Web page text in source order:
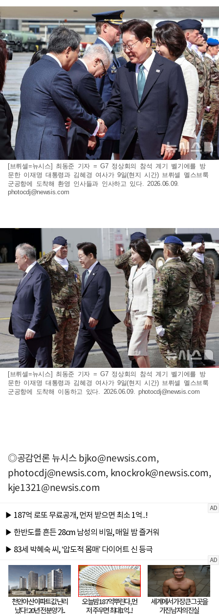
[브뤼셀=뉴시스] 최동준 기자 = G7 정상회의 참석 계기 벨기에를 방
문한 이재명 대통령과 김혜경 여사가 9일(현지 시간) 브뤼셀 멜스브룩
군공항에 도착해 환영 인사들과 인사하고 있다. 2026.06.09.
photocdj@newsis.com
[브뤼셀=뉴시스] 최동준 기자 = G7 정상회의 참석 계기 벨기에를 방
문한 이재명 대통령과 김혜경 여사가 9일(현지 시간) 브뤼셀 멜스브룩
군공항에 도착해 이동하고 있다. 2026.06.09. photocdj@newsis.com
◎공감언론 뉴시스bjko@newsis.com,
photocdj@newsis.com, knockrok@newsis.com,
kje1321@newsis.com